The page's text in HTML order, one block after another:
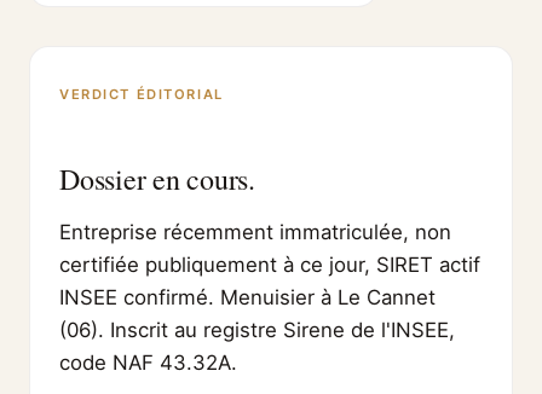
VERDICT ÉDITORIAL
Dossier en cours.
Entreprise récemment immatriculée, non
certifiée publiquement à ce jour, SIRET actif
INSEE confirmé. Menuisier à Le Cannet
(06). Inscrit au registre Sirene de l'INSEE,
code NAF 43.32A.